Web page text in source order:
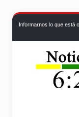
Informarnos lo que está